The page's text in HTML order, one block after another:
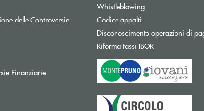
delle Controversie
FinanziarieApre una nuova finestra
Whistleblowing
Codice appalti
Disconoscimento operazioni di
Riforma tassi IBORApre una nuova